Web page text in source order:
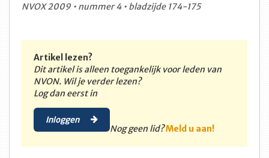
NVOX 2009 • nummer 4 • bladzijde 174-175
Artikel lezen?
Dit artikel is alleen toegankelijk voor leden van
NVON. Wil je verder lezen?
Log dan eerst in
Inloggen
Nog geen lid?Meld u aan!